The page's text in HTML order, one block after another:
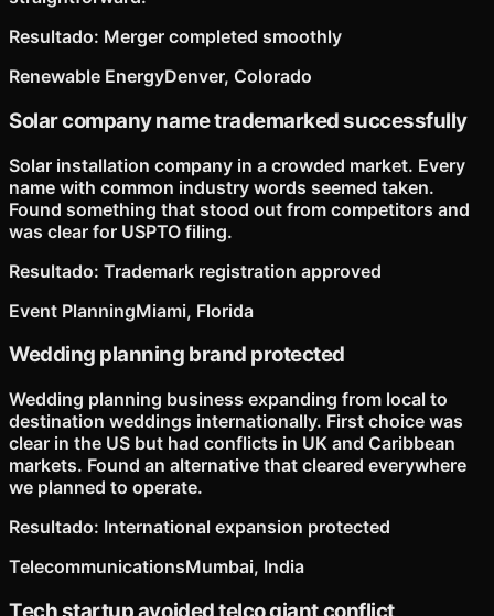
Resultado: Merger completed smoothly
Renewable EnergyDenver, Colorado
Solar company name trademarked successfully
Solar installation company in a crowded market. Every
name with common industry words seemed taken.
Found something that stood out from competitors and
was clear for USPTO filing.
Resultado: Trademark registration approved
Event PlanningMiami, Florida
Wedding planning brand protected
Wedding planning business expanding from local to
destination weddings internationally. First choice was
clear in the US but had conflicts in UK and Caribbean
markets. Found an alternative that cleared everywhere
we planned to operate.
Resultado: International expansion protected
TelecommunicationsMumbai, India
Tech startup avoided telco giant conflict